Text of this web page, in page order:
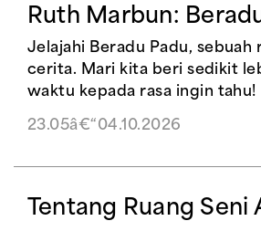
Ruth Marbun:
Jelajahi Beradu Padu, sebuah
cerita. Mari kita beri sedikit
waktu kepada rasa ingin tahu!
23.05â€“04.10.2026
Tentang Ruang Seni